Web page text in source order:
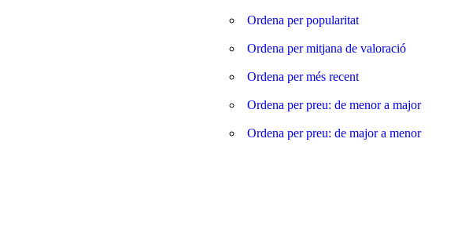
Ordena per popularitat
Ordena per mitjana de valoració
Ordena per més recent
Ordena per preu: de menor a major
Ordena per preu: de major a menor